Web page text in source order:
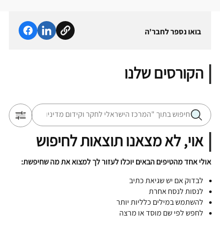
בואו נספר לחבר'ה
הקורסים שלנו
אוי, לא מצאנו תוצאות לחיפוש
אולי אחד מהטיפים הבאים יוכלו לעזור לך למצוא את מה שחיפשת:
לבדוק אם יש שגיאת כתיב
לנסות לנסח אחרת
להשתמש במילים כלליות יותר
לחפש לפי שם מוסד או מרצה